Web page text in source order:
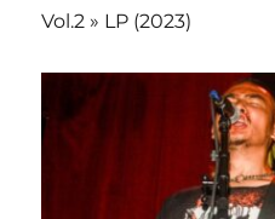
Vol.2 » LP (2023)